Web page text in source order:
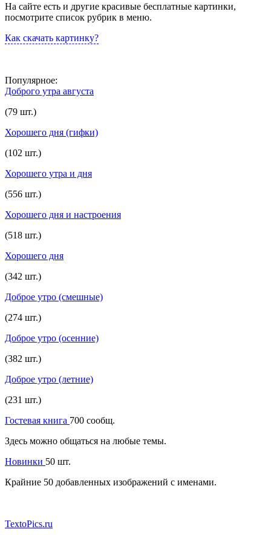
На сайте есть и другие красивые бесплатные картинки,
посмотрите список рубрик в меню.
Как скачать картинку?
Популярное:
Доброго утра августа
(79 шт.)
Хорошего дня (гифки)
(102 шт.)
Хорошего утра и дня
(556 шт.)
Хорошего дня и настроения
(518 шт.)
Хорошего дня
(342 шт.)
Доброе утро (смешные)
(274 шт.)
Доброе утро (осенние)
(382 шт.)
Доброе утро (летние)
(231 шт.)
Гостевая книга 700 сообщ.
Здесь можно общаться на любые темы.
Новинки 50 шт.
Крайние 50 добавленных изображений с именами.
TextoPics.ru